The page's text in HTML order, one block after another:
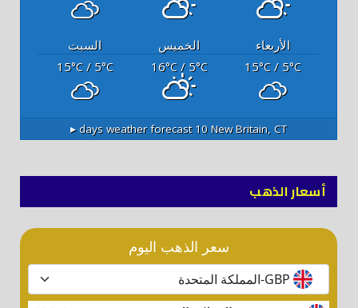
الأربعاء الخميس
السبت
15°C / 5°C
16°C/ 5°C
15°C/ 5°C
New Britain, CT
أسعار الذهب